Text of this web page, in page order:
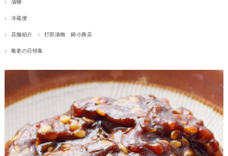
漬物
冷蔵便
店舗紹介 打田漬物 錦小路店
敬老の日特集